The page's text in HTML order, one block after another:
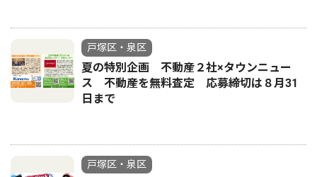
戸塚区・泉区
夏の特別企画 不動産２社×タウンニュー
ス 不動産を無料査定 応募締切は８月31
日まで
戸塚区・泉区